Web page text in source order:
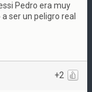
Pedro era muy
ser un peligro real
+2